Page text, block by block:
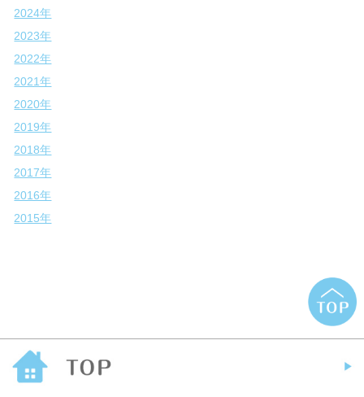
2024年
2023年
2022年
2021年
2020年
2019年
2018年
2017年
2016年
2015年